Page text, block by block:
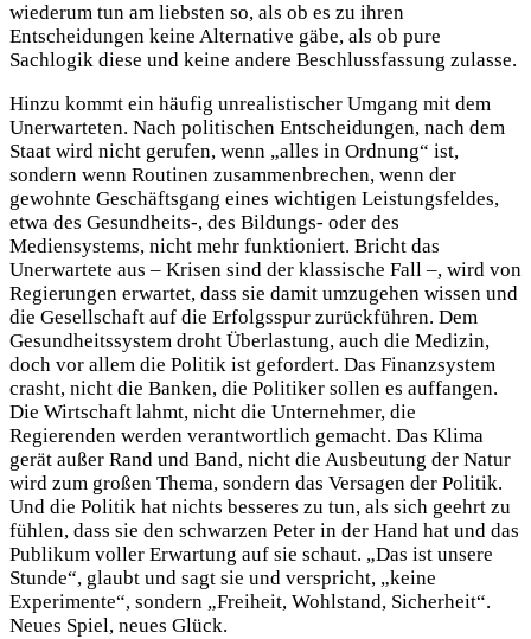
wiederum tun am liebsten so, als ob es zu ihren
Entscheidungen keine Alternative gäbe, als ob pure
Sachlogik diese und keine andere Beschlussfassung zulasse.
Hinzu kommt ein häufig unrealistischer Umgang mit dem
Unerwarteten. Nach politischen Entscheidungen, nach dem
Staat wird nicht gerufen, wenn „alles in Ordnung“ ist,
sondern wenn Routinen zusammenbrechen, wenn der
gewohnte Geschäftsgang eines wichtigen Leistungsfeldes,
etwa des Gesundheits-, des Bildungs- oder des
Mediensystems, nicht mehr funktioniert. Bricht das
Unerwartete aus – Krisen sind der klassische Fall –, wird von
Regierungen erwartet, dass sie damit umzugehen wissen und
die Gesellschaft auf die Erfolgsspur zurückführen. Dem
Gesundheitssystem droht Überlastung, auch die Medizin,
doch vor allem die Politik ist gefordert. Das Finanzsystem
crasht, nicht die Banken, die Politiker sollen es auffangen.
Die Wirtschaft lahmt, nicht die Unternehmer, die
Regierenden werden verantwortlich gemacht. Das Klima
gerät außer Rand und Band, nicht die Ausbeutung der Natur
wird zum großen Thema, sondern das Versagen der Politik.
Und die Politik hat nichts besseres zu tun, als sich geehrt zu
fühlen, dass sie den schwarzen Peter in der Hand hat und das
Publikum voller Erwartung auf sie schaut. „Das ist unsere
Stunde“, glaubt und sagt sie und verspricht, „keine
Experimente“, sondern „Freiheit, Wohlstand, Sicherheit“.
Neues Spiel, neues Glück.